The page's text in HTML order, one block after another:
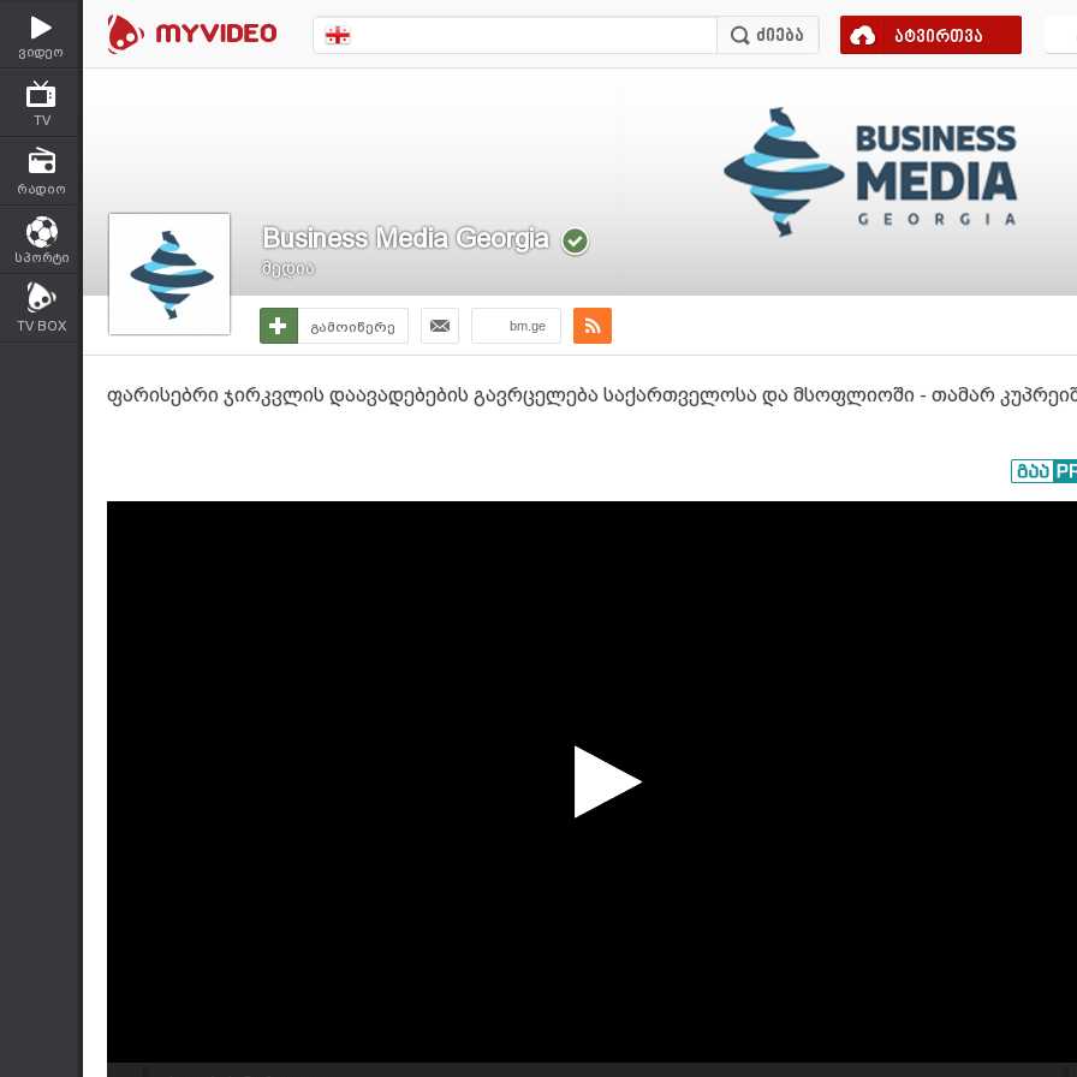
ვიდეო
TV
რადიო
სპორტი
TV BOX
ატვირთვა
Business Media Georgia
მედია
გამოიწერე bm.ge
ფარისებრი ჯირკვლის დაავადებების გავრცელება საქართველოსა და მსოფლიოში - თამარ